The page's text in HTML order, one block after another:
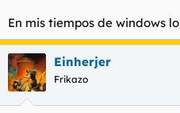
En mis tiempos de windows
Einherjer
Frikazo